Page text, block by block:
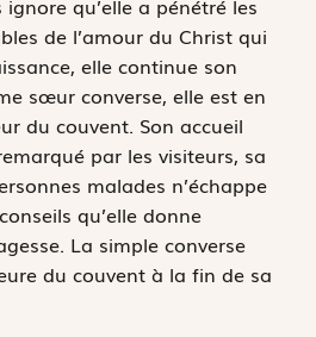
qu’elle a pénétré les
de l’amour du Christ qui
elle continue son
sœur converse, elle est en
du couvent. Son accueil
par les visiteurs, sa
malades n’échappe
qu’elle donne
La simple converse
du couvent à la fin de sa